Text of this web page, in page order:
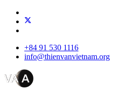
+84 91 530 1116
info@thienvanvietnam.org